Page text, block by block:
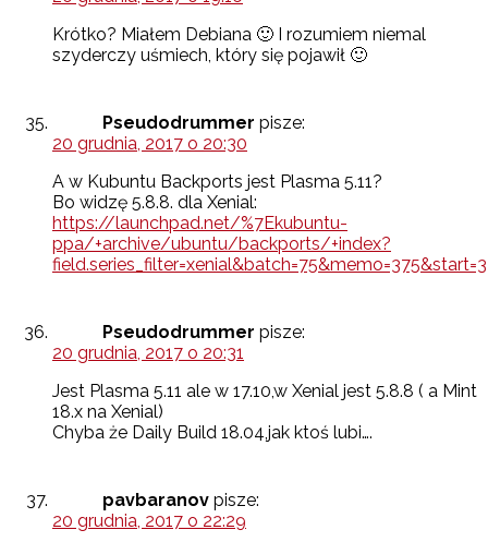
Krótko? Miałem Debiana 🙂 I rozumiem niemal
szyderczy uśmiech, który się pojawił 🙂
Pseudodrummer pisze:
20 grudnia, 2017 o 20:30
A w Kubuntu Backports jest Plasma 5.11?
Bo widzę 5.8.8. dla Xenial:
https://launchpad.net/%7Ekubuntu-
ppa/+archive/ubuntu/backports/+index?
Pseudodrummer pisze:
20 grudnia, 2017 o 20:31
Jest Plasma 5.11 ale w 17.10,w Xenial jest 5.8.8 ( a Mint
18.x na Xenial)
Chyba że Daily Build 18.04,jak ktoś lubi….
pavbaranov pisze:
20 grudnia, 2017 o 22:29